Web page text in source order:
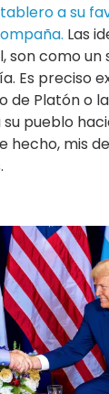
a su
Las
son como un
Es preciso
de Platón o
pueblo
hecho, mis